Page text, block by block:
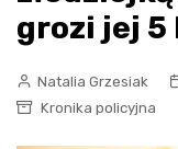
grozi jej 5
Natalia Grzesiak
Kronika policyjna